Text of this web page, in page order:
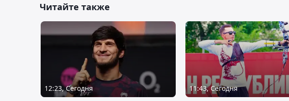
Читайте также
12:23, Сегодня 11:43, Сегодня